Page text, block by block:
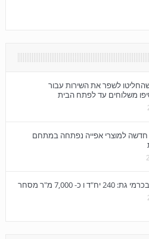
לשפר את השירות עבור
משלוחים עד לפתח הבית
חדשה למוצרי אפייה נפתחה במתחם
ו כ- 7,000 מ"ר מסחר